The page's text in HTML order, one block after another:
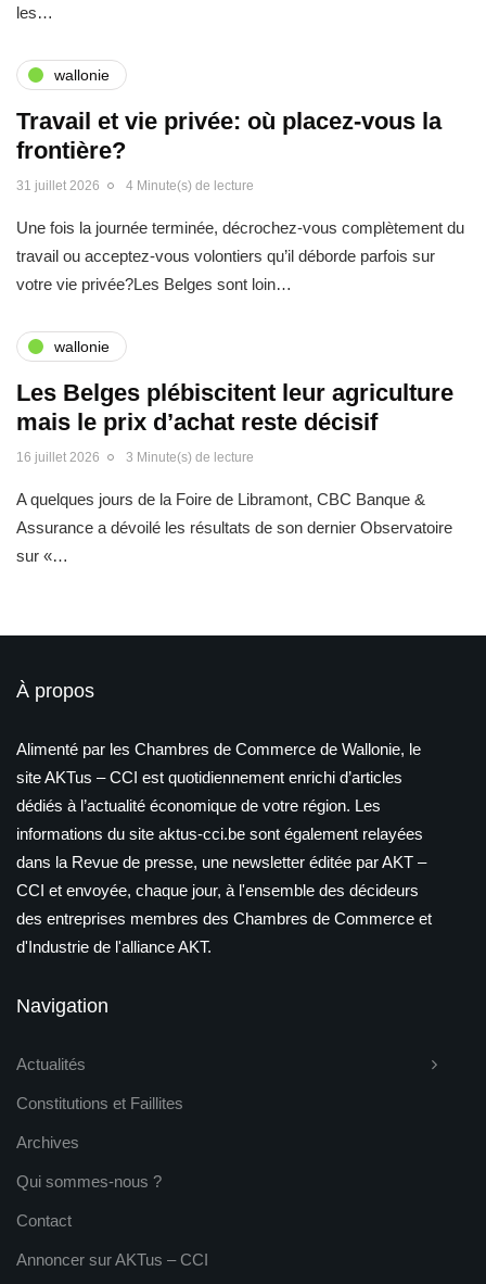
les…
wallonie
Travail et vie privée: où placez-vous la
frontière?
31 juillet 2026 4 Minute(s) de lecture
Une fois la journée terminée, décrochez-vous complètement du
travail ou acceptez-vous volontiers qu’il déborde parfois sur
votre vie privée?Les Belges sont loin…
wallonie
Les Belges plébiscitent leur agriculture
mais le prix d’achat reste décisif
16 juillet 2026 3 Minute(s) de lecture
A quelques jours de la Foire de Libramont, CBC Banque &
Assurance a dévoilé les résultats de son dernier Observatoire
sur «…
À propos
Alimenté par les Chambres de Commerce de Wallonie, le
site AKTus – CCI est quotidiennement enrichi d’articles
dédiés à l’actualité économique de votre région. Les
informations du site aktus-cci.be sont également relayées
dans la Revue de presse, une newsletter éditée par AKT –
CCI et envoyée, chaque jour, à l'ensemble des décideurs
des entreprises membres des Chambres de Commerce et
d'Industrie de l'alliance AKT.
Navigation
Actualités
Constitutions et Faillites
Archives
Qui sommes-nous ?
Contact
Annoncer sur AKTus – CCI